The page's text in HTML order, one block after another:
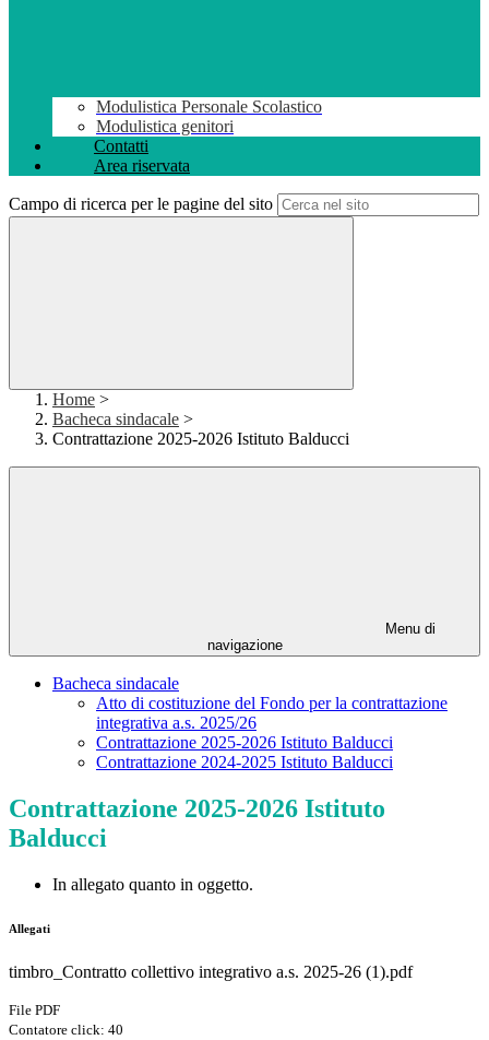
Modulistica Personale Scolastico
Modulistica genitori
Contatti
Area riservata
Campo di ricerca per le pagine del sito
Home >
Bacheca sindacale >
Contrattazione 2025-2026 Istituto Balducci
Menu di
navigazione
Bacheca sindacale
Atto di costituzione del Fondo per la contrattazione
integrativa a.s. 2025/26
Contrattazione 2025-2026 Istituto Balducci
Contrattazione 2024-2025 Istituto Balducci
Contrattazione 2025-2026 Istituto
Balducci
In allegato quanto in oggetto.
Allegati
timbro_Contratto collettivo integrativo a.s. 2025-26 (1).pdf
File PDF
Contatore click: 40